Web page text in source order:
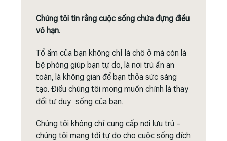
Chúng tôi tin rằng cuộc sống chứa đựng điều
vô hạn.
Tổ ấm của bạn không chỉ là chỗ ở mà còn là
bệ phóng giúp bạn tự do, là nơi trú ẩn an
toàn, là không gian để bạn thỏa sức sáng
tạo. Điều chúng tôi mong muốn chính là thay
đổi tư duy sống của bạn.
Chúng tôi không chỉ cung cấp nơi lưu trú –
chúng tôi mang tới tự do cho cuộc sống đích